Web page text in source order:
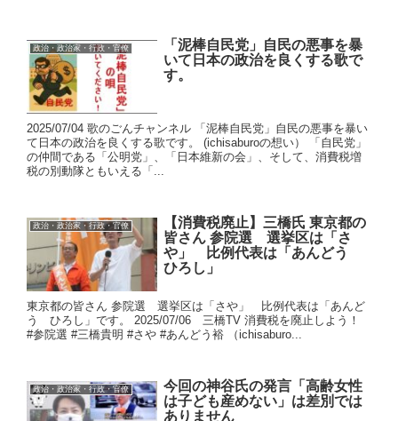
政治・政治家・行政・官僚
「泥棒自民党」自民の悪事を暴
いて日本の政治を良くする歌で
す。
2025/07/04 歌のごんチャンネル 「泥棒自民党」自民の悪事を暴い
て日本の政治を良くする歌です。 (ichisaburoの想い） 「自民党」
の仲間である「公明党」、「日本維新の会」、そして、消費税増
税の別動隊ともいえる「...
政治・政治家・行政・官僚
【消費税廃止】三橋氏 東京都の
皆さん 参院選 選挙区は「さ
や」 比例代表は「あんどう
ひろし」
東京都の皆さん 参院選 選挙区は「さや」 比例代表は「あんど
う ひろし」です。 2025/07/06 三橋TV 消費税を廃止しよう！
#参院選 #三橋貴明 #さや #あんどう裕 （ichisaburo...
政治・政治家・行政・官僚
今回の神谷氏の発言「高齢女性
は子ども産めない」は差別では
ありません